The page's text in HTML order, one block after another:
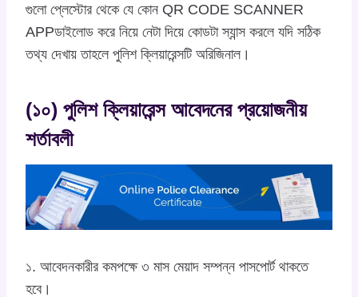
গুলো প্লেস্টোর থেকে যে কোন QR CODE SCANNER
APPডাইলোড করে নিয়ে নেটা দিয়ে কোডটা স্যান্স করলে যদি সঠিক
তথ্য দেখায় তাহলে পুলিশ ক্লিয়ারেন্সটি অরিজিনাল।
(১০) পুলিশ ক্লিয়ারেন্স আবেদনের প্রয়োজনীয়
শর্তাবলী
১. আবেদনকারীর কমপক্ষে ৩ মাস মেয়াদ সম্পন্ন পাসপোর্ট থাকতে
হবে।